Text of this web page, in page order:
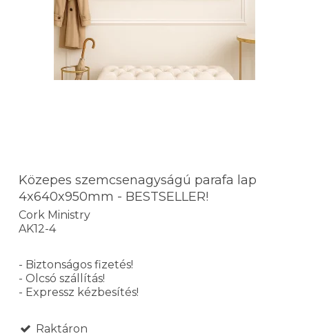
Közepes szemcsenagyságú parafa lap
4x640x950mm - BESTSELLER!
Cork Ministry
AK12-4
- Biztonságos fizetés!
- Olcsó szállítás!
- Expressz kézbesítés!
Raktáron